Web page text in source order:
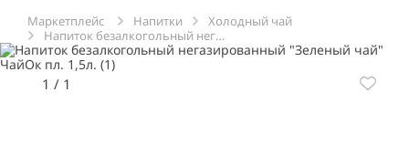
Маркетплейс Напитки
Холодный чай
Напиток безалкогольный негазированный "Зеленый чай" ЧайОк пл. 1,5л.
1 / 1